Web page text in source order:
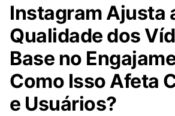
Instagram Ajusta
Qualidade dos
Base no
Como Isso Afeta
e Usuários?